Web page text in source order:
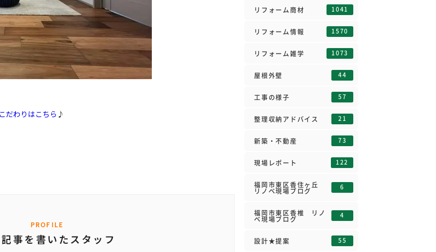
だわりはこちら ♪
PROFILE
事を書いたスタッフ
リフォーム商材 1041
リフォーム情報 1570
リフォーム雑学 1073
屋根外壁 44
工事の様子 57
整理収納アドバイス 21
新築・不動産 73
現場レポート 122
福岡市東区香住ヶ丘
リノベ現場ブログ 6
福岡市東区香椎 リノ
ベ現場ブログ 4
設計★提案 55